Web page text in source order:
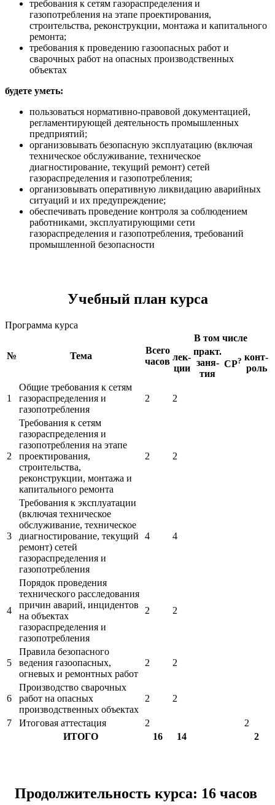
требования к сетям газораспределения и
газопотребления на этапе проектирования,
строительства, реконструкции, монтажа и капитального
ремонта;
требования к проведению газоопасных работ и
сварочных работ на опасных производственных
объектах
будете уметь:
пользоваться нормативно-правовой документацией,
регламентирующей деятельность промышленных
предприятий;
организовывать безопасную эксплуатацию (включая
техническое обслуживание, техническое
диагностирование, текущий ремонт) сетей
газораспределения и газопотребления;
организовывать оперативную ликвидацию аварийных
ситуаций и их предупреждение;
обеспечивать проведение контроля за соблюдением
работниками, эксплуатирующими сети
газораспределения и газопотребления, требований
промышленной безопасности
Учебный план курса
Программа курса
№ Тема
Всего
часов
В том числе
лек-
ции
практ.
заня-
тия
СР? конт-
роль
1
Общие требования к сетям
газораспределения и
газопотребления
2 2
2
Требования к сетям
газораспределения и
газопотребления на этапе
проектирования,
строительства,
реконструкции, монтажа и
капитального ремонта
2 2
3
Требования к эксплуатации
(включая техническое
обслуживание, техническое
диагностирование, текущий
ремонт) сетей
газораспределения и
газопотребления
4 4
4
Порядок проведения
технического расследования
причин аварий, инцидентов
на объектах
газораспределения и
газопотребления
2 2
5
Правила безопасного
ведения газоопасных,
огневых и ремонтных работ
2 2
6
Производство сварочных
работ на опасных
производственных объектах
2 2
7 Итоговая аттестация 2
2
ИТОГО
16 14 2
Продолжительность курса: 16 часов